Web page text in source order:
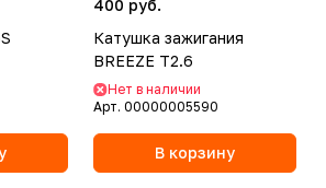
400 руб.
Катушка зажигания
BREEZE T2.6
Нет в наличии
Арт. 00000005590
В корзину